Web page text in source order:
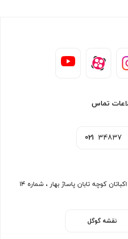
تماس
021 34837
کوچه تابان پاساژ بهار ، شماره ۱۴
نقشه گوگل